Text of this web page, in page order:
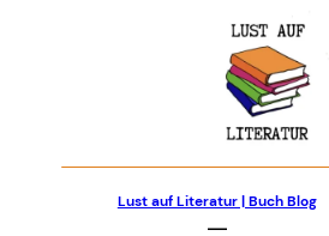
Lust auf Literatur | Buch Blog